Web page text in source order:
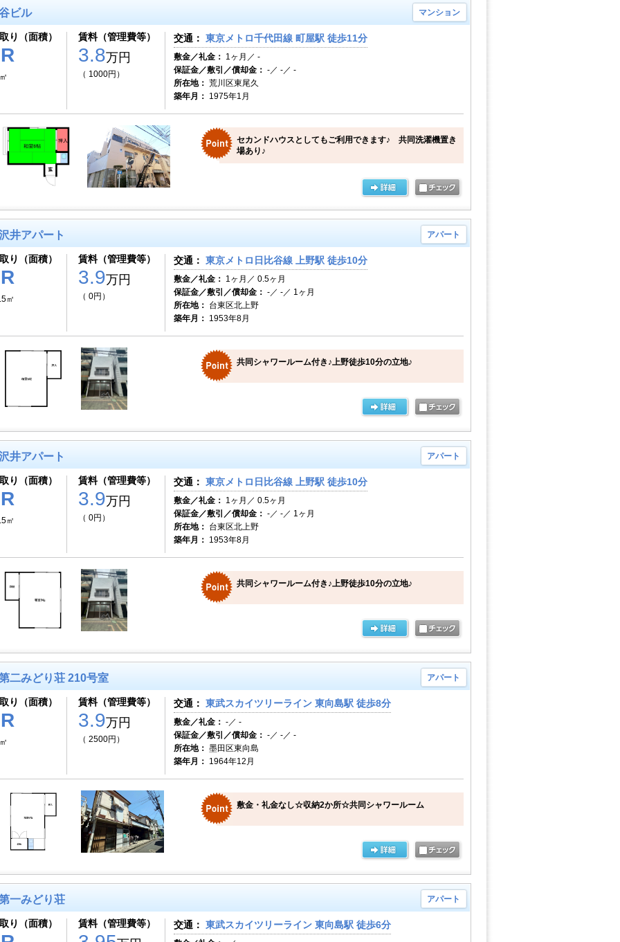
ビル マンション
り（面積） 賃料（管理費等）
3.8万円
（ 1000円）
交通： 東京メトロ千代田線 町屋駅 徒歩11分
敷金／礼金： 1ヶ月／ -
保証金／敷引／償却金： -／ -／ -
所在地： 荒川区東尾久
築年月： 1975年1月
セカンドハウスとしてもご利用できます♪ 共同洗濯機置き
場あり♪
井アパート アパート
り（面積）
㎡
賃料（管理費等）
3.9万円
（ 0円）
交通： 東京メトロ日比谷線 上野駅 徒歩10分
敷金／礼金： 1ヶ月／ 0.5ヶ月
保証金／敷引／償却金： -／ -／ 1ヶ月
所在地： 台東区北上野
築年月： 1953年8月
共同シャワールーム付き♪上野徒歩10分の立地♪
井アパート アパート
り（面積）
㎡
賃料（管理費等）
3.9万円
（ 0円）
交通： 東京メトロ日比谷線 上野駅 徒歩10分
敷金／礼金： 1ヶ月／ 0.5ヶ月
保証金／敷引／償却金： -／ -／ 1ヶ月
所在地： 台東区北上野
築年月： 1953年8月
共同シャワールーム付き♪上野徒歩10分の立地♪
二みどり荘 210号室 アパート
り（面積） 賃料（管理費等）
3.9万円
（ 2500円）
交通： 東武スカイツリーライン 東向島駅 徒歩8分
敷金／礼金： -／ -
保証金／敷引／償却金： -／ -／ -
所在地： 墨田区東向島
築年月： 1964年12月
敷金・礼金なし☆収納2か所☆共同シャワールーム
一みどり荘 アパート
り（面積） 賃料（管理費等） 交通： 東武スカイツリーライン 東向島駅 徒歩6分